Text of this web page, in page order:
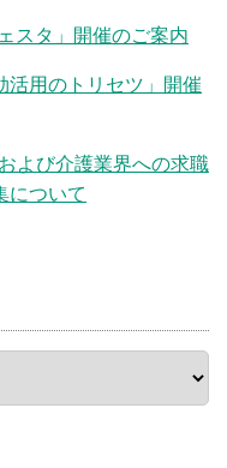
タ」開催のご案内
用のトリセツ」開催
よび介護業界への求職
について